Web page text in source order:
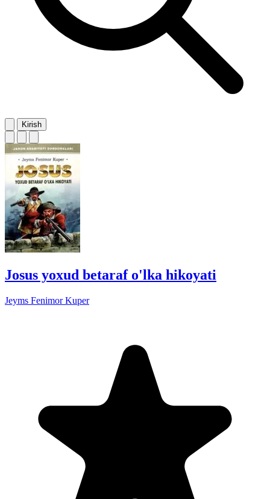
Kirish
Josus yoxud betaraf o'lka hikoyati
Jeyms Fenimor Kuper